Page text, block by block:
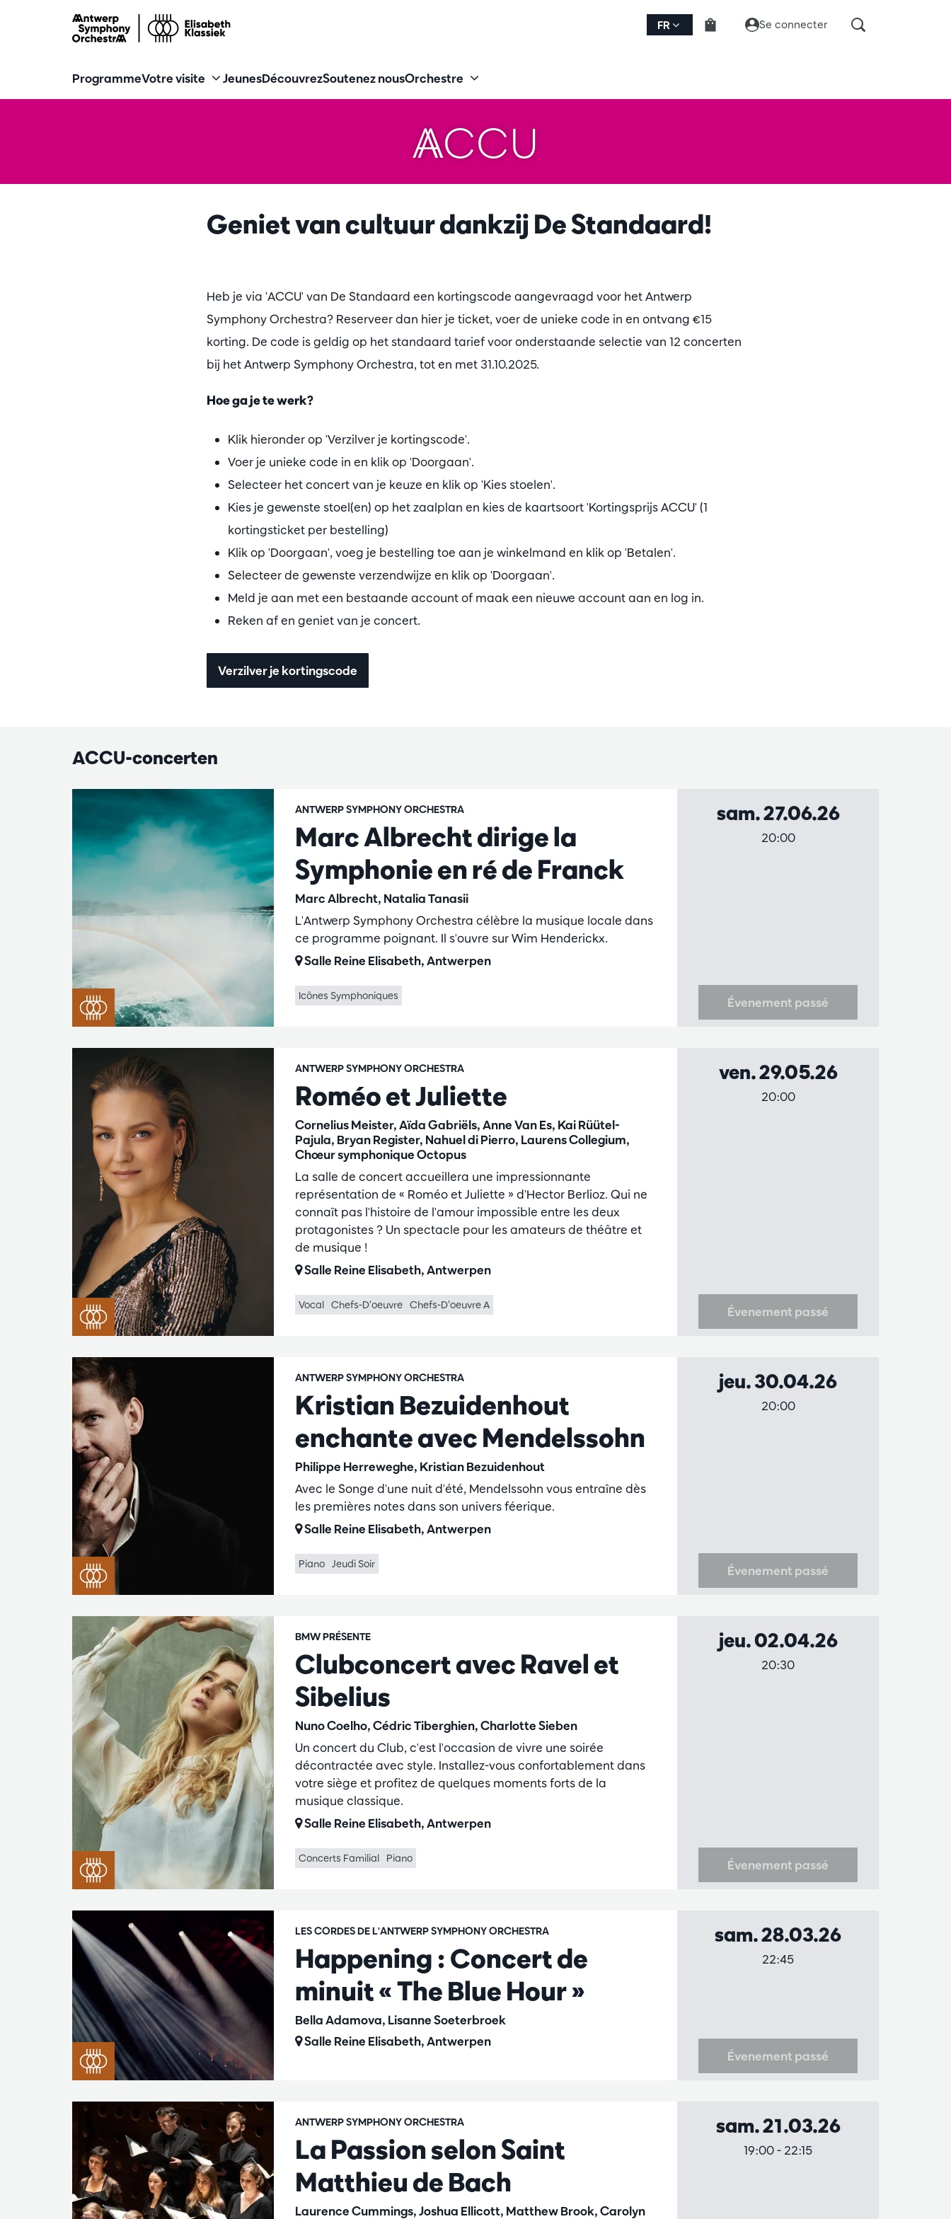
FR Se connecter
ProgrammeVotre visite JeunesDécouvrezSoutenez nousOrchestre
ACCU
Geniet van cultuur dankzij De Standaard!
Heb je via 'ACCU' van De Standaard een kortingscode aangevraagd voor het Antwerp
Symphony Orchestra? Reserveer dan hier je ticket, voer de unieke code in en ontvang €15
korting. De code is geldig op het standaard tarief voor onderstaande selectie van 12 concerten
bij het Antwerp Symphony Orchestra, tot en met 31.10.2025.
Hoe ga je te werk?
Klik hieronder op 'Verzilver je kortingscode'.
Voer je unieke code in en klik op 'Doorgaan'.
Selecteer het concert van je keuze en klik op 'Kies stoelen'.
Kies je gewenste stoel(en) op het zaalplan en kies de kaartsoort 'Kortingsprijs ACCU' (1
kortingsticket per bestelling)
Klik op 'Doorgaan', voeg je bestelling toe aan je winkelmand en klik op 'Betalen'.
Selecteer de gewenste verzendwijze en klik op 'Doorgaan'.
Meld je aan met een bestaande account of maak een nieuwe account aan en log in.
Reken af en geniet van je concert.
Verzilver je kortingscode
ACCU-concerten
Marc Albrecht dirige la
Symphonie en ré de Franck
Marc Albrecht, Natalia Tanasii
ANTWERP SYMPHONY ORCHESTRA
L'Antwerp Symphony Orchestra célèbre la musique locale dans
ce programme poignant. Il s'ouvre sur Wim Henderickx.
Salle Reine Elisabeth, Antwerpen
Icônes Symphoniques
sam. 27.06.26
20:00
Évenement passé
Roméo et Juliette
Cornelius Meister, Aïda Gabriëls, Anne Van Es, Kai Rüütel-
Pajula, Bryan Register, Nahuel di Pierro, Laurens Collegium,
Chœur symphonique Octopus
ANTWERP SYMPHONY ORCHESTRA
La salle de concert accueillera une impressionnante
représentation de « Roméo et Juliette » d'Hector Berlioz. Qui ne
connaît pas l'histoire de l'amour impossible entre les deux
protagonistes ? Un spectacle pour les amateurs de théâtre et
de musique !
Salle Reine Elisabeth, Antwerpen
Vocal Chefs-D’oeuvre Chefs-D’oeuvre A
ven. 29.05.26
20:00
Évenement passé
Kristian Bezuidenhout
enchante avec Mendelssohn
Philippe Herreweghe, Kristian Bezuidenhout
ANTWERP SYMPHONY ORCHESTRA
Avec le Songe d'une nuit d'été, Mendelssohn vous entraîne dès
les premières notes dans son univers féerique.
Salle Reine Elisabeth, Antwerpen
Piano Jeudi Soir
jeu. 30.04.26
20:00
Évenement passé
Clubconcert avec Ravel et
Sibelius
Nuno Coelho, Cédric Tiberghien, Charlotte Sieben
BMW PRÉSENTE
Un concert du Club, c'est l'occasion de vivre une soirée
décontractée avec style. Installez-vous confortablement dans
votre siège et profitez de quelques moments forts de la
musique classique.
Salle Reine Elisabeth, Antwerpen
Concerts Familial Piano
jeu. 02.04.26
20:30
Évenement passé
Happening : Concert de
minuit « The Blue Hour »
Bella Adamova, Lisanne Soeterbroek
LES CORDES DE L'ANTWERP SYMPHONY ORCHESTRA
Salle Reine Elisabeth, Antwerpen
sam. 28.03.26
22:45
Évenement passé
La Passion selon Saint
Matthieu de Bach
Laurence Cummings, Joshua Ellicott, Matthew Brook, Carolyn
ANTWERP SYMPHONY ORCHESTRA sam. 21.03.26
19:00- 22:15